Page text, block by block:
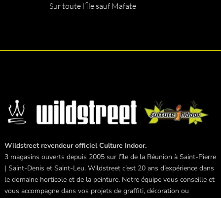
Sur toute l’Île sauf Mafate
Wildstreet revendeur officiel Culture Indoor.
3 magasins ouverts depuis 2005 sur l’île de la Réunion à Saint-Pierre
| Saint-Denis et Saint-Leu. Wildstreet c’est 20 ans d’expérience dans
le domaine horticole et de la peinture. Notre équipe vous conseille et
vous accompagne dans vos projets de graffiti, décoration ou